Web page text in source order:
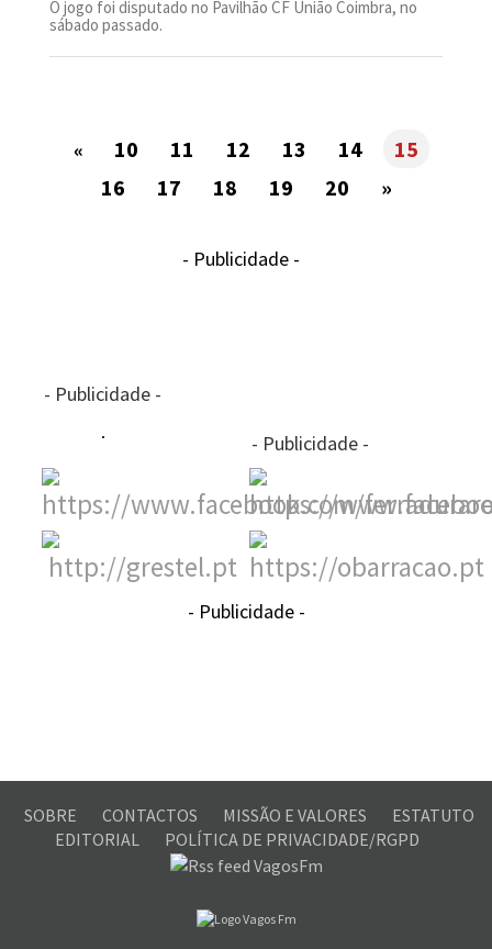
O jogo foi disputado no Pavilhão CF União Coimbra, no
sábado passado.
« 10 11 12 13 14
15
16
17 18 19 20 »
- Publicidade -
- Publicidade -
- Publicidade -
- Publicidade -
SOBRE CONTACTOS MISSÃO E VALORES
ESTATUTO
EDITORIAL
POLÍTICA DE PRIVACIDADE/RGPD